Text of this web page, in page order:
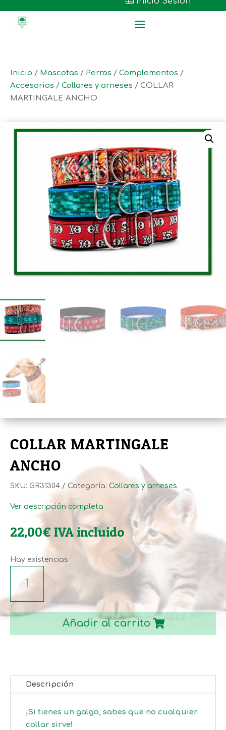
Inicio / Mascotas / Perros / Complementos /
Accesorios / Collares y arneses / COLLAR
MARTINGALE ANCHO
COLLAR MARTINGALE
ANCHO
SKU: GR31304 Categoría: Collares y arneses
Ver descripción completa
22,00€ IVA incluido
Hay existencias
ANCHO
cantidad
Añadir al carrito
Descripción
¡Si tienes un galgo, sabes que no cualquier
collar sirve!